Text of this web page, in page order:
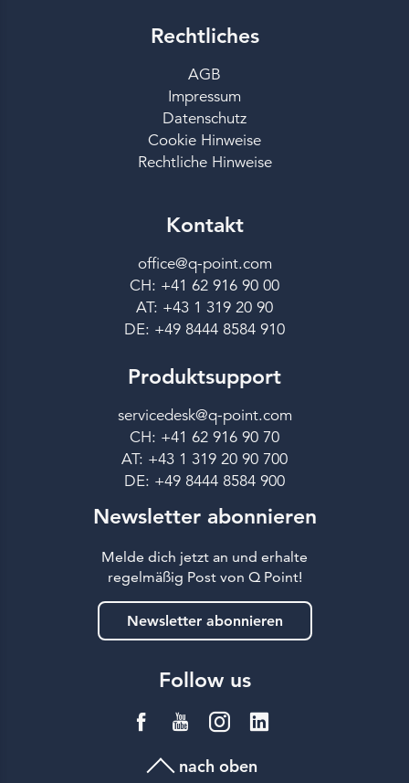
Rechtliches
AGB
Impressum
Datenschutz
Cookie Hinweise
Rechtliche Hinweise
Kontakt
office@q-point.com
CH: +41 62 916 90 00
AT: +43 1 319 20 90
DE: +49 8444 8584 910
Produktsupport
servicedesk@q-point.com
CH: +41 62 916 90 70
AT: +43 1 319 20 90 700
DE: +49 8444 8584 900
Newsletter abonnieren
Melde dich jetzt an und erhalte
regelmäßig Post von Q Point!
Newsletter abonnieren
Follow us
nach oben